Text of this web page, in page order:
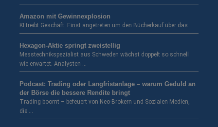
Amazon mit Gewinnexplosion
KI treibt Geschäft. Einst angetreten um den Bücherkauf über das …
Hexagon-Aktie springt zweistellig
Messtechnikspezialist aus Schweden wächst doppelt so schnell
wie erwartet. Analysten …
Podcast: Trading oder Langfristanlage – warum Geduld an
der Börse die bessere Rendite bringt
Trading boomt – befeuert von Neo-Brokern und Sozialen Medien,
die …